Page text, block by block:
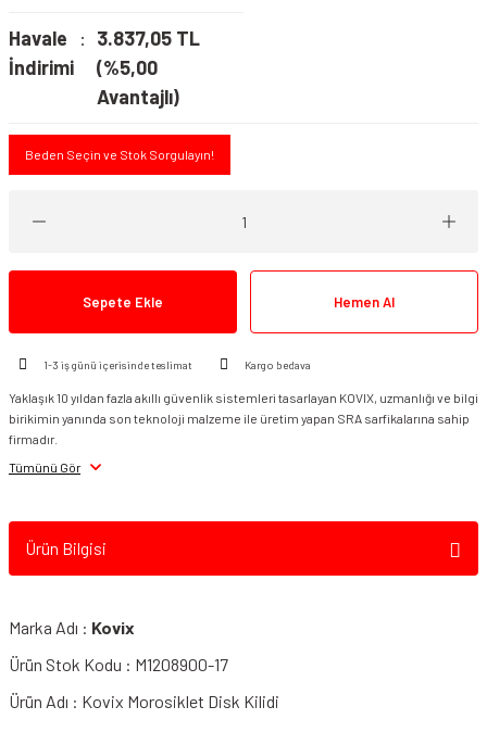
Havale
İndirimi
3.837,05 TL
(%5,00
Avantajlı)
Beden Seçin ve Stok Sorgulayın!
Sepete Ekle Hemen Al
1-3 iş günü içerisinde teslimat Kargo bedava
Yaklaşık 10 yıldan fazla akıllı güvenlik sistemleri tasarlayan KOVIX, uzmanlığı ve bilgi
birikimin yanında son teknoloji malzeme ile üretim yapan SRA sarfikalarına sahip
firmadır.
Tümünü Gör
Ürün Bilgisi
Marka Adı : Kovix
Ürün Stok Kodu : M1208900-17
Ürün Adı : Kovix Morosiklet Disk Kilidi